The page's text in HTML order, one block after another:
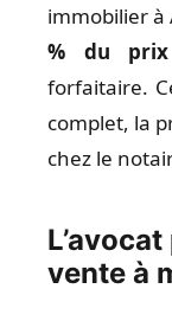
immobilier à
% du prix
forfaitaire.
complet, la
chez le
vente à